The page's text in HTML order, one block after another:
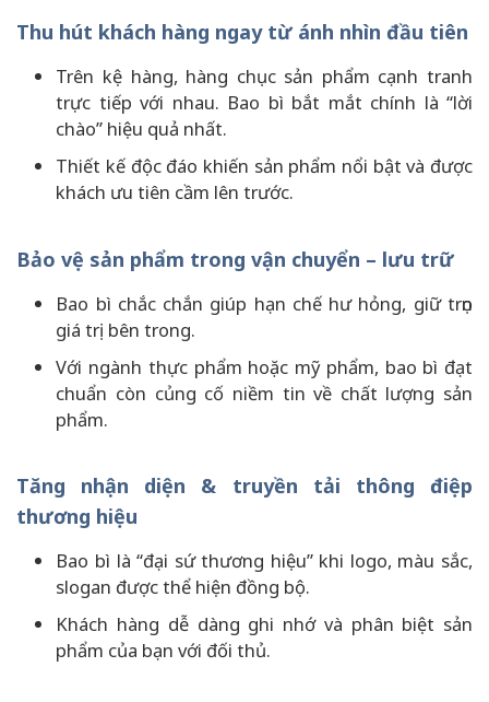
Thu hút khách hàng ngay từ ánh nhìn đầu tiên
Trên kệ hàng, hàng chục sản phẩm cạnh tranh
trực tiếp với nhau. Bao bì bắt mắt chính là “lời
chào” hiệu quả nhất.
Thiết kế độc đáo khiến sản phẩm nổi bật và được
khách ưu tiên cầm lên trước.
Bảo vệ sản phẩm trong vận chuyển – lưu trữ
Bao bì chắc chắn giúp hạn chế hư hỏng, giữ trọn
giá trị bên trong.
Với ngành thực phẩm hoặc mỹ phẩm, bao bì đạt
chuẩn còn củng cố niềm tin về chất lượng sản
phẩm.
Tăng nhận diện & truyền tải thông điệp
thương hiệu
Bao bì là “đại sứ thương hiệu” khi logo, màu sắc,
slogan được thể hiện đồng bộ.
Khách hàng dễ dàng ghi nhớ và phân biệt sản
phẩm của bạn với đối thủ.